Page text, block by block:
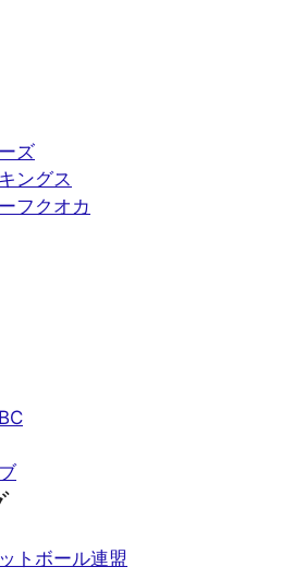
ズ
ングス
フクオカ
トボール連盟